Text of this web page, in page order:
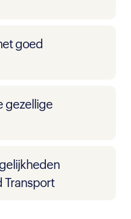
goed
gezellige
Transport